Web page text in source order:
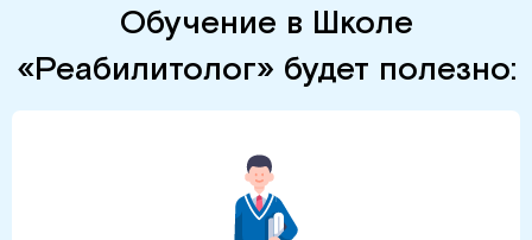
Обучение в Школе
«Реабилитолог» будет полезно: